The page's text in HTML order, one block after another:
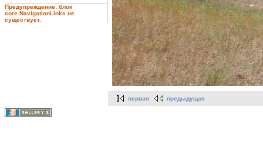
Предупреждение: блок
core.NavigationLinks не
существует.
первая предыдущая